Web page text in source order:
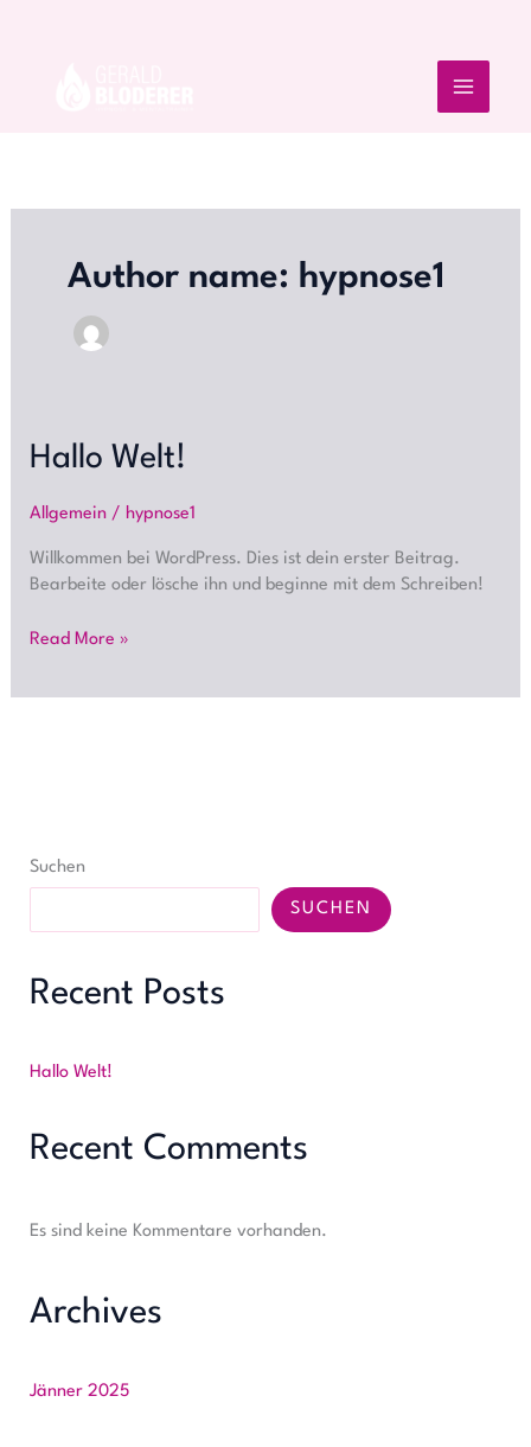
Author name: hypnose1
Hallo Welt!
Allgemein/ hypnose1
Willkommen bei WordPress. Dies ist dein erster Beitrag.
Bearbeite oder lösche ihn und beginne mit dem Schreiben!
Hallo
Welt!
Read More »
Suchen
SUCHEN
Recent Posts
Hallo Welt!
Recent Comments
Es sind keine Kommentare vorhanden.
Archives
Jänner 2025